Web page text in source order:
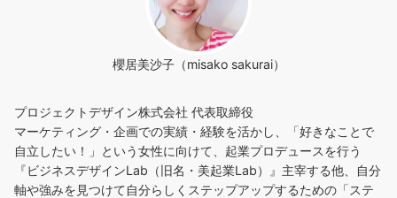
櫻居美沙子（misako sakurai）
プロジェクトデザイン株式会社 代表取締役
マーケティング・企画での実績・経験を活かし、「好きなことで
自立したい！」という女性に向けて、起業プロデュースを行う
『ビジネスデザインLab（旧名・美起業Lab）』主宰する他、自分
軸や強みを見つけて自分らしくステップアップするための「ステ